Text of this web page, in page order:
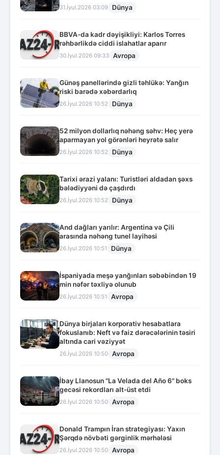
31.İyul.2026 03:09 Dünya
BBVA-da kadr dəyişikliyi: Karlos Torres
rəhbərlikdə ciddi islahatlar aparır
30.İyul.2026 09:33 Avropa
Günəş panellərində gizli təhlükə: Yanğın
riski barədə xəbərdarlıq
26.İyul.2026 10:52 Dünya
52 milyon dollarlıq nəhəng səhv: Heç yerə
aparmayan yol görənləri heyrətə salır
26.İyul.2026 10:52 Dünya
Tarixi ərazi yalanı: Turistləri aldadan şəxs
bələdiyyəni də çaşdırdı
26.İyul.2026 10:52 Dünya
And dağları yarılır: Argentina və Çili
arasında nəhəng tunel layihəsi
26.İyul.2026 10:51 Dünya
İspaniyada meşə yanğınları səbəbindən 19
min nəfər təxliyə olunub
26.İyul.2026 10:51 Avropa
Dünya birjaları korporativ hesabatlara
fokuslanıb: Neft və faiz dərəcələrinin təsiri
altında cari vəziyyət
26.İyul.2026 10:50 Avropa
İbay Llanosun "La Velada del Año 6" boks
gecəsi rekordları alt-üst etdi
26.İyul.2026 10:50 Avropa
Donald Trampın İran strategiyası: Yaxın
Şərqdə növbəti gərginlik mərhələsi
26.İyul.2026 10:50 Avropa